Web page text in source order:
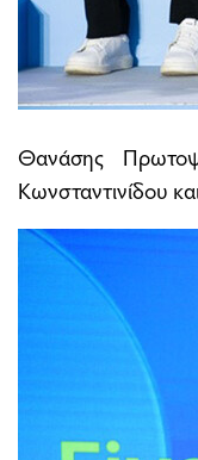
Θανάσης
Κωνσταντινίδου